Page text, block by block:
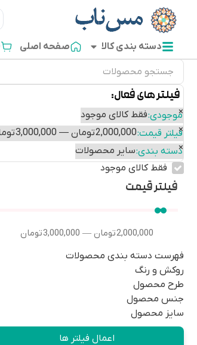
دسته بندی کالا صفحه اصلی
فیلتر های فعال:
موجودی:فقط کالای موجود
×
فیلتر قیمت:2,000,000 تومان — 3,000,000 تومان
×
دسته بندی:سایر محصولات
×
فقط کالای موجود
فیلتر قیمت
2,000,000تومان —
3,000,000تومان
فهرست دسته بندی محصولات
روکش و رنگ
طرح محصول
جنس محصول
سایز محصول
اعمال فیلتر ها